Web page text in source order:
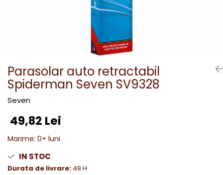
Parasolar auto retractabil
Spiderman Seven SV9328
Seven
49,82 Lei
Marime: 0+ luni
IN STOC
Durata de livrare: 48 H